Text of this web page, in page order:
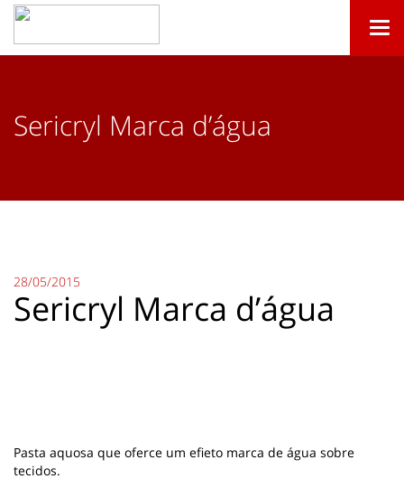
Sericryl Marca d’água
28/05/2015
Sericryl Marca d’água
Pasta aquosa que oferce um efieto marca de água sobre
tecidos.